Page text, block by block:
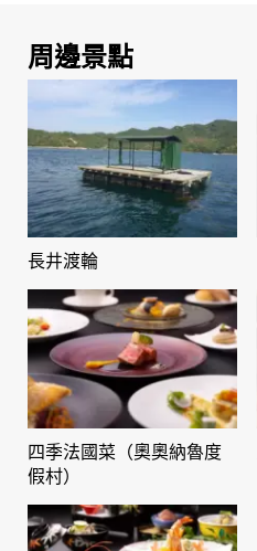
周邊景點
長井渡輪
四季法國菜（奧奧納魯度
假村）